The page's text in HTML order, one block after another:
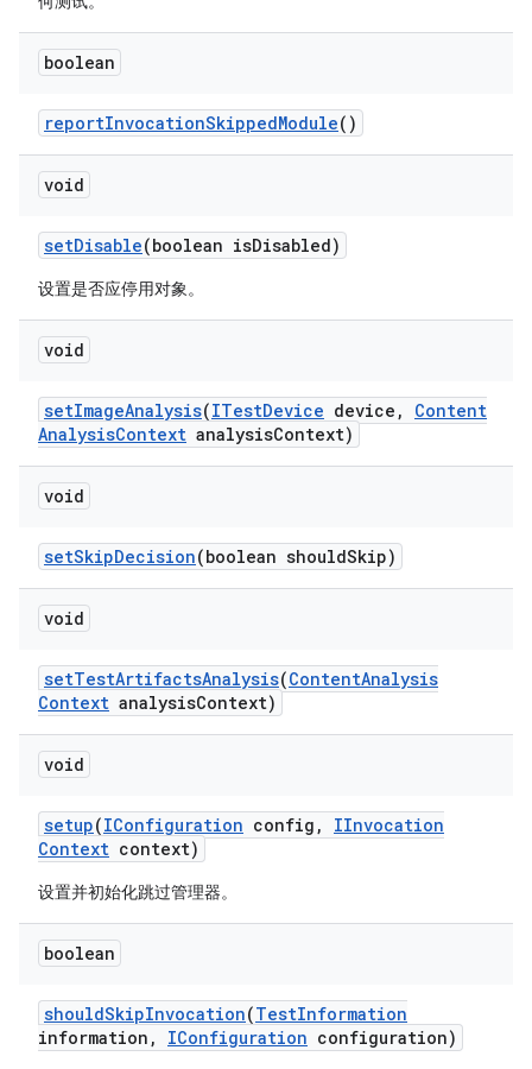
boolean
reportInvocationSkippedModule()
void
setDisable(boolean isDisabled)
设置是否应停用对象。
void
setImageAnalysis(ITestDevice device ,
Content
AnalysisContext analysisContext)
void
setSkipDecision(boolean shouldSkip)
void
setTestArtifactsAnalysis(ContentAnalysis
Context analysisContext)
void
setup(IConfiguration config ,
IInvocation
Context context)
设置并初始化跳过管理器。
boolean
shouldSkipInvocation(TestInformation
information , IConfiguration configuration)